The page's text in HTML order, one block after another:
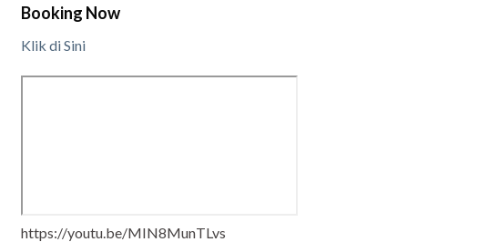
Booking Now
Klik di Sini
https://youtu.be/MIN8MunTLvs